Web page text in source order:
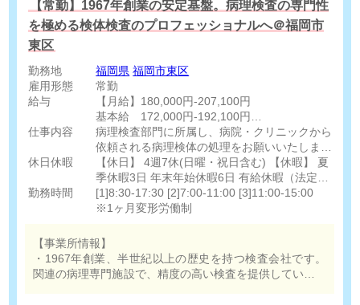
【常勤】1967年創業の安定基盤。病理検査の専門性
を極める検体検査のプロフェッショナルへ＠福岡市
東区
勤務地 福岡県 福岡市東区
雇用形態
常勤
給与
【月給】180,000円-207,100円
基本給 172,000円-192,100円
職務手当 8,000円-15,000円
［その他手当］
住宅手当（賃貸入居者・本人契約・世帯主）
上限12,600円
通勤手当 上限45,000円
仕事内容
病理検査部門に所属し、病院・クリニックから
依頼される病理検体の処理をお願いいたしま
す。
休日休暇
【休日】 4週7休(日曜・祝日含む) 【休暇】 夏
季休暇3日 年末年始休暇6日 有給休暇（法定通
り）
勤務時間
[1]8:30-17:30 [2]7:00-11:00 [3]11:00-15:00
※1ヶ月変形労働制
【事業所情報】
・1967年創業、半世紀以上の歴史を持つ検査会社です。
関連の病理専門施設で、精度の高い検査を提供しています